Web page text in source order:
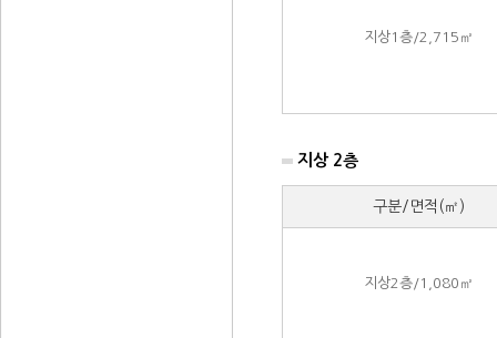
지상1층/2,715㎡
지상 2층
구분/면적(㎡)
지상2층/1,080㎡